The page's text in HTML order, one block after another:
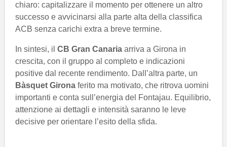
chiaro: capitalizzare il momento per ottenere un altro
successo e avvicinarsi alla parte alta della classifica
ACB senza carichi extra a breve termine.
In sintesi, il CB Gran Canaria arriva a Girona in
crescita, con il gruppo al completo e indicazioni
positive dal recente rendimento. Dall’altra parte, un
Bàsquet Girona ferito ma motivato, che ritrova uomini
importanti e conta sull’energia del Fontajau. Equilibrio,
attenzione ai dettagli e intensità saranno le leve
decisive per orientare l’esito della sfida.